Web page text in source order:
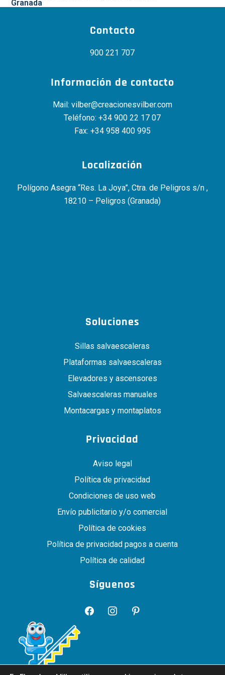
Granada
Contacto
900 221 707
Información de contacto
Mail: vilber@creacionesvilber.com
Teléfono:+34 900 22 17 07
Fax: +34 958 400 995
Localización
Polígono Asegra “Res. La Joya”, Ctra. de Peligros s/n ,
18210 – Peligros (Granada)
Soluciones
Sillas salvaescaleras
Plataformas salvaescaleras
Elevadores y ascensores
Salvaescaleras manuales
Montacargas y montaplatos
Privacidad
Aviso legal
Política de privacidad
Condiciones de uso web
Envío publicitario y/o comercial
Política de cookies
Política de privacidad pagos a cuenta
Política de calidad
Síguenos